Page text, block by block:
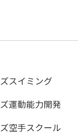
スイミング
運動能力開発
空手スクール